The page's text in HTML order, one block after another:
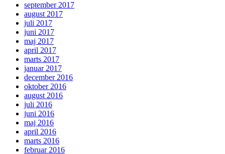
september 2017
august 2017
juli 2017
juni 2017
maj 2017
april 2017
marts 2017
januar 2017
december 2016
oktober 2016
august 2016
juli 2016
juni 2016
maj 2016
april 2016
marts 2016
februar 2016